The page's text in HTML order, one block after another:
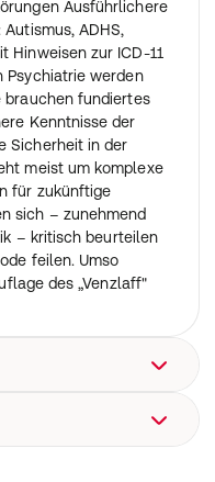
Ausführlichere
ADHS,
Hinweisen zur ICD-11
Psychiatrie werden
brauchen fundiertes
Kenntnisse der
Sicherheit in der
meist um komplexe
für zukünftige
sich – zunehmend
– kritisch beurteilen
feilen. Umso
des „Venzlaff"
Gutachten,
5